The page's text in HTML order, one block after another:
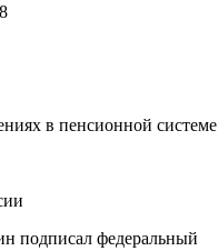
в пенсионной системе
подписал федеральный